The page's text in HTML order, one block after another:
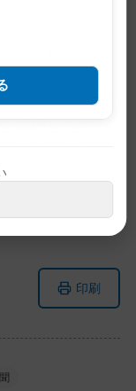
していくこと
移行したも
印刷